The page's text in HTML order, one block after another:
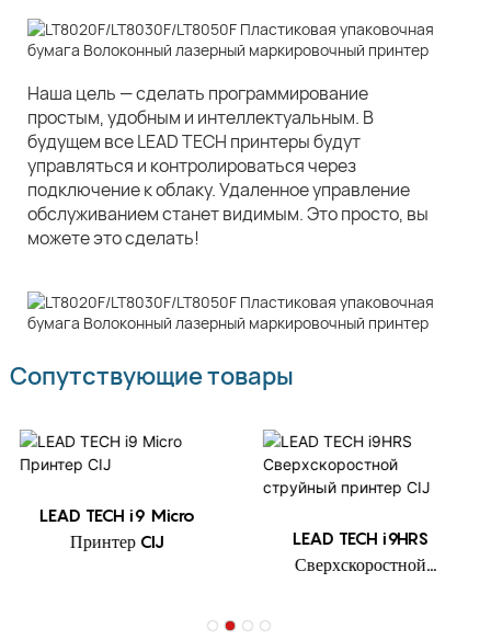
Наша цель — сделать программирование
простым, удобным и интеллектуальным. В
будущем все LEAD TECH принтеры будут
управляться и контролироваться через
подключение к облаку. Удаленное управление
обслуживанием станет видимым. Это просто, вы
можете это сделать!
Сопутствующие товары
LEAD TECH i9 Micro
Принтер CIJ
LEAD TECH i9HRS
Сверхскоростной